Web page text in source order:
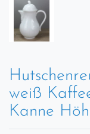
weiß
Kanne